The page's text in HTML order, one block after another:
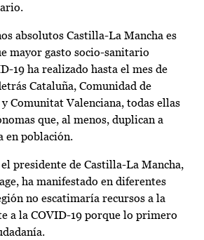
absolutos Castilla-La Mancha es
mayor gasto socio-sanitario
19 ha realizado hasta el mes de
Cataluña, Comunidad de
Comunitat Valenciana, todas ellas
que, al menos, duplican a
en población.
presidente de Castilla-La Mancha,
ha manifestado en diferentes
no escatimaría recursos a la
a la COVID-19 porque lo primero